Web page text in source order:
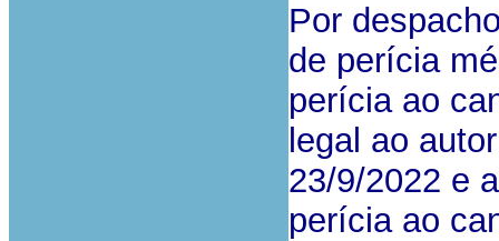
Por
de perícia
perícia ao
legal ao
23/9/2022 e
perícia ao